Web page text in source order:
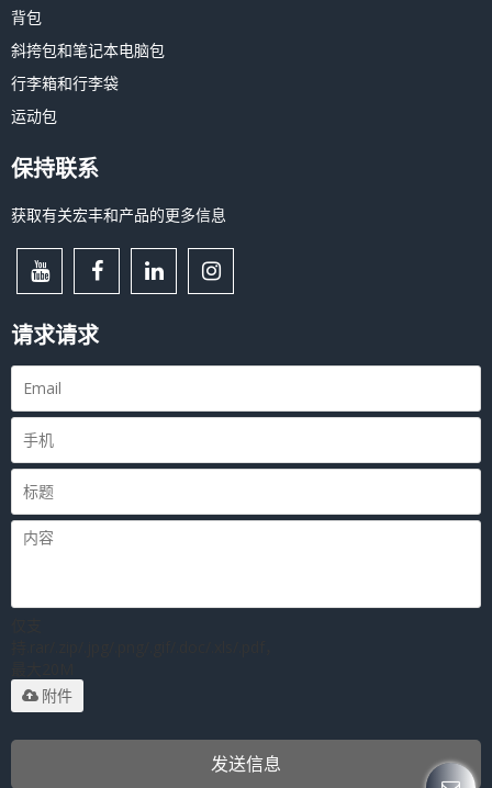
背包
斜挎包和笔记本电脑包
行李箱和行李袋
运动包
保持联系
获取有关宏丰和产品的更多信息
请求请求
附件
发送信息